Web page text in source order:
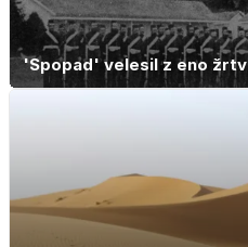
'Spopad' velesil z eno